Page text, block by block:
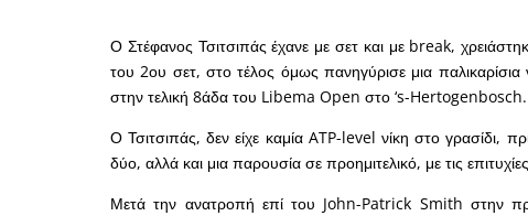
Ο Στέφανος Τσιτσιπάς έχανε με σετ και με break,
του 2ου σετ, στο τέλος όμως πανηγύρισε μια
στην τελική 8άδα του Libema Open στο ‘s-Hertogenbosch.
Ο Τσιτσιπάς, δεν είχε καμία ATP-level νίκη στο γρασίδι,
δύο, αλλά και μια παρουσία σε προημιτελικό, με τις
Μετά την ανατροπή επί του John-Patrick Smith στην